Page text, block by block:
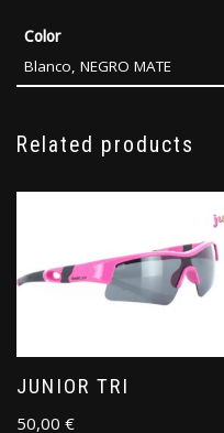
Color
Blanco, NEGRO MATE
Related products
JUNIOR TRI
50,00 €